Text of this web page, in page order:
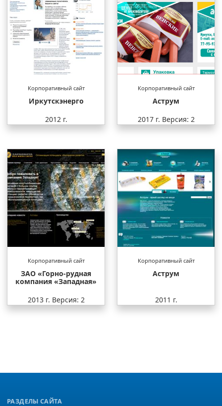
Корпоративный сайт
Иркутскэнерго
2012 г.
Корпоративный сайт
Аструм
2017 г. Версия: 2
Корпоративный сайт
ЗАО «Горно-рудная
компания «Западная»
2013 г. Версия: 2
Корпоративный сайт
Аструм
2011 г.
РАЗДЕЛЫ САЙТА